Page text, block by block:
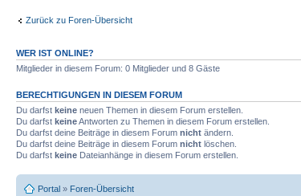
Zurück zu Foren-Übersicht
WER IST ONLINE?
Mitglieder in diesem Forum: 0 Mitglieder und 8 Gäste
BERECHTIGUNGEN IN DIESEM FORUM
Du darfst keine neuen Themen in diesem Forum erstellen.
Du darfst keineAntworten zu Themen in diesem Forum erstellen.
Du darfst deine Beiträge in diesem Forum nicht ändern.
Du darfst deine Beiträge in diesem Forum nicht löschen.
Du darfst keine Dateianhänge in diesem Forum erstellen.
Portal » Foren-Übersicht